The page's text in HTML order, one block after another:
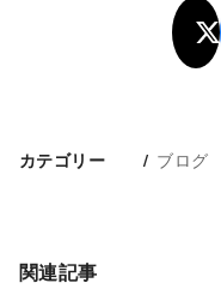
カテゴリー ブログ
関連記事